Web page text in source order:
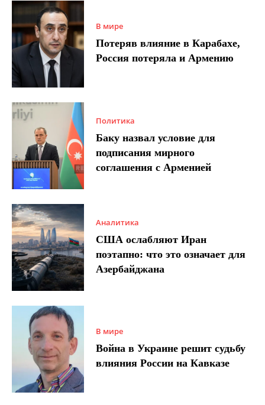
В мире
Потеряв влияние в Карабахе,
Россия потеряла и Армению
Политика
Баку назвал условие для
подписания мирного
соглашения с Арменией
Аналитика
США ослабляют Иран
поэтапно: что это означает для
Азербайджана
В мире
Война в Украине решит судьбу
влияния России на Кавказе